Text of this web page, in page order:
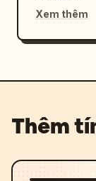
Xem thêm
Thêm